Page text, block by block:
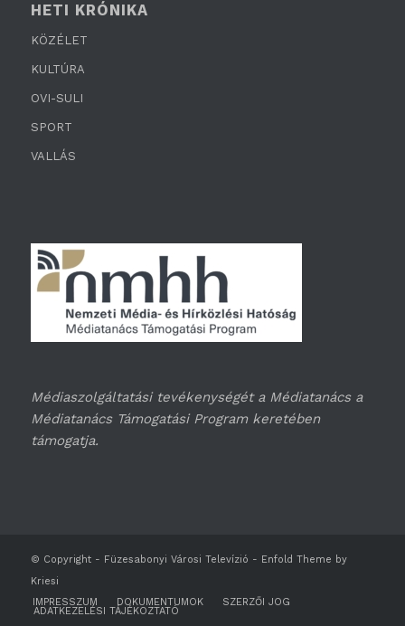
HETI KRÓNIKA
KÖZÉLET
KULTÚRA
OVI-SULI
SPORT
VALLÁS
Médiaszolgáltatási tevékenységét a Médiatanács a
Médiatanács Támogatási Program keretében
támogatja.
© Copyright - Füzesabonyi Városi Televízió - Enfold Theme by
Kriesi
IMPRESSZUM
DOKUMENTUMOK SZERZŐI JOG
ADATKEZELÉSI TÁJÉKOZTATÓ